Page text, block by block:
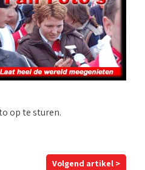
op te sturen.
Volgend artikel >